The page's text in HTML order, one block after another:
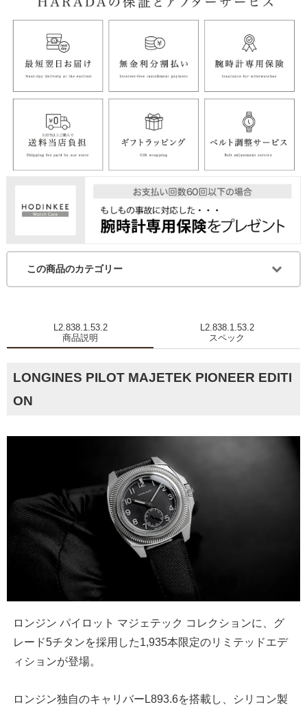
この商品のカテゴリー
L2.838.1.53.2
商品説明
L2.838.1.53.2
スペック
LONGINES PILOT MAJETEK PIONEER EDITI
ON
ロンジン パイロット マジェテック コレクションに、グ
レード5チタンを採用した1,935本限定のリミテッドエデ
ィションが登場。
ロンジン独自のキャリバーL893.6を搭載し、シリコン製